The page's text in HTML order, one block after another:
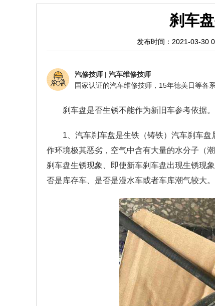
刹车
发布时间：2021-03-30
汽修技师 | 汽车维修技师
刹车盘是否生锈不能作为新旧车参考依据。
1、汽车刹车盘是生铁（铸铁）汽车刹车
作环境极其恶劣，空气中含有大量的水分子（
刹车盘生锈现象、即使新车刹车盘出现生锈现
否是库存车、是否是漫水车或者车库潮气较大。